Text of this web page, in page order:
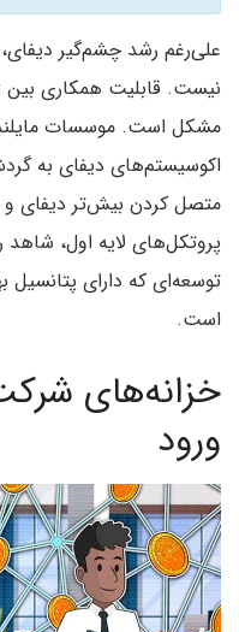
علی‌رغم رشد چشم‌گیر
نیست. قابلیت همکاری بین
مشکل است. موسسات
اکوسیستم‌های دیفای به
متصل کردن بیش‌تر دیفای و
پروتکل‌های لایه اول، شاهد
توسعه‌ای که دارای پتانسیل
است.
خزانه‌های
ورود